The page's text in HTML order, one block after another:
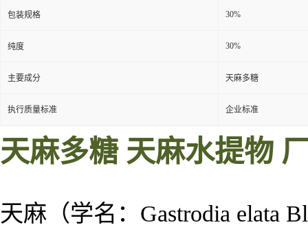
包装规格 30%
纯度 30%
主要成分 天麻多糖
执行质量标准 企业标准
天麻多糖 天麻水提物
天麻（学名：Gastrodia elata